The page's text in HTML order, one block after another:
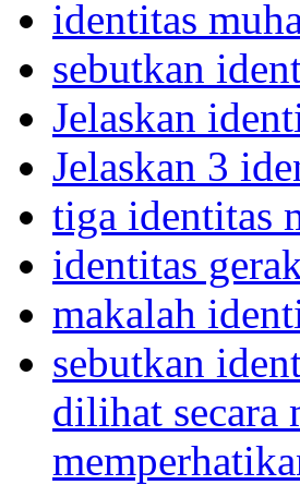
identitas
sebutkan
Jelaskan
Jelaskan 3
tiga identitas
identitas
makalah
sebutkan
dilihat secara